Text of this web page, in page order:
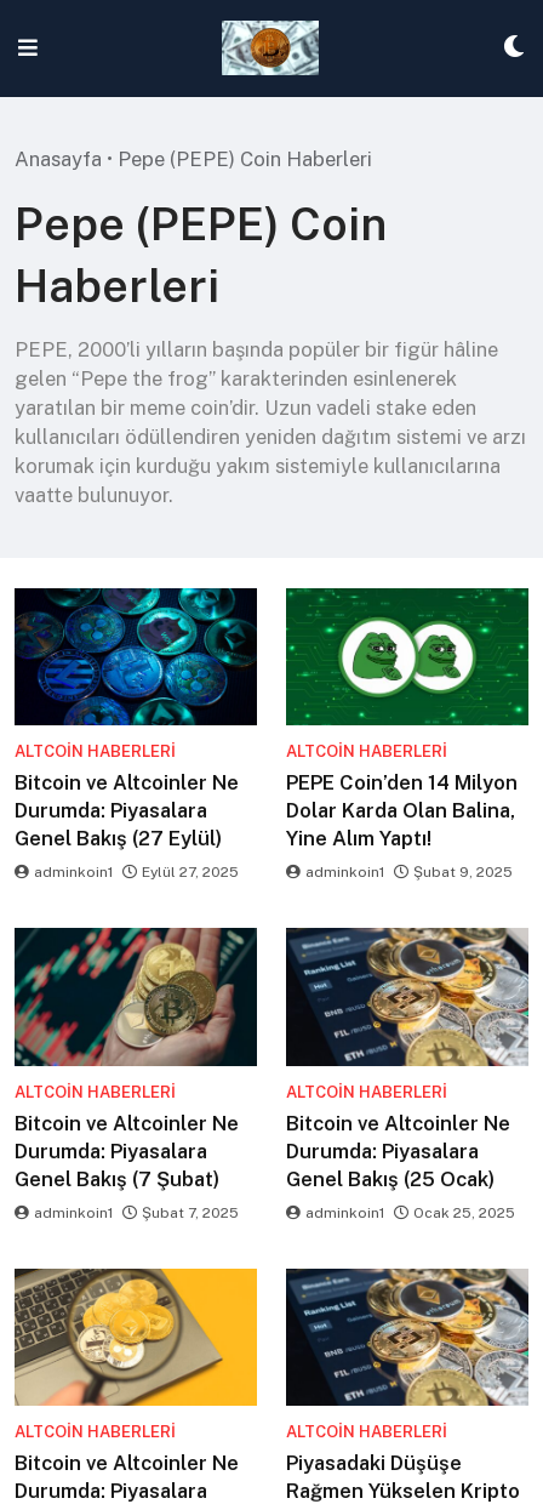
content
Anasayfa • Pepe (PEPE) Coin Haberleri
Pepe (PEPE) Coin
Haberleri
PEPE, 2000’li yılların başında popüler bir figür hâline
gelen “Pepe the frog” karakterinden esinlenerek
yaratılan bir meme coin’dir. Uzun vadeli stake eden
kullanıcıları ödüllendiren yeniden dağıtım sistemi ve arzı
korumak için kurduğu yakım sistemiyle kullanıcılarına
vaatte bulunuyor.
ALTCOIN HABERLERI
Bitcoin ve Altcoinler Ne
Durumda: Piyasalara
Genel Bakış (27 Eylül)
adminkoin1 Eylül 27, 2025
ALTCOIN HABERLERI
PEPE Coin’den 14 Milyon
Dolar Karda Olan Balina,
Yine Alım Yaptı!
adminkoin1 Şubat 9, 2025
ALTCOIN HABERLERI
Bitcoin ve Altcoinler Ne
Durumda: Piyasalara
Genel Bakış (7 Şubat)
adminkoin1 Şubat 7, 2025
ALTCOIN HABERLERI
Bitcoin ve Altcoinler Ne
Durumda: Piyasalara
Genel Bakış (25 Ocak)
adminkoin1 Ocak 25, 2025
ALTCOIN HABERLERI
Bitcoin ve Altcoinler Ne
Durumda: Piyasalara
ALTCOIN HABERLERI
Piyasadaki Düşüşe
Rağmen Yükselen Kripto